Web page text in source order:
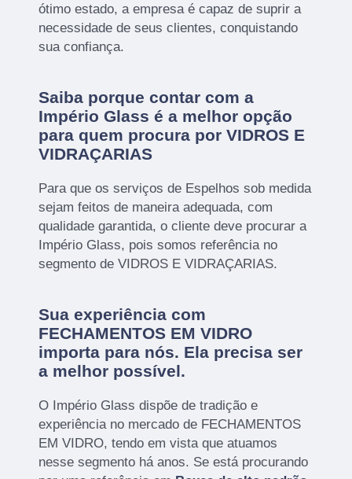
ótimo estado, a empresa é capaz de suprir a
necessidade de seus clientes, conquistando
sua confiança.
Saiba porque contar com a
Império Glass é a melhor opção
para quem procura por VIDROS E
VIDRAÇARIAS
Para que os serviços de Espelhos sob medida
sejam feitos de maneira adequada, com
qualidade garantida, o cliente deve procurar a
Império Glass, pois somos referência no
segmento de VIDROS E VIDRAÇARIAS.
Sua experiência com
FECHAMENTOS EM VIDRO
importa para nós. Ela precisa ser
a melhor possível.
O Império Glass dispõe de tradição e
experiência no mercado de FECHAMENTOS
EM VIDRO, tendo em vista que atuamos
nesse segmento há anos. Se está procurando